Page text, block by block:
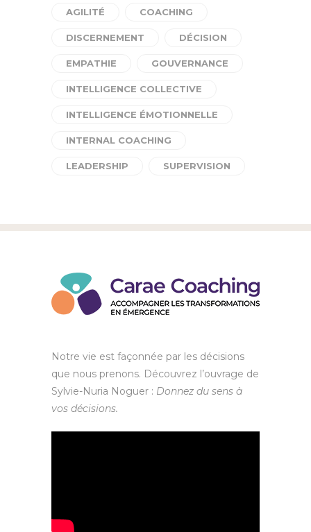
AGILITÉ COACHING
DISCERNEMENT DÉCISION
EMPATHIE GOUVERNANCE
INTELLIGENCE COLLECTIVE
INTELLIGENCE ÉMOTIONNELLE
INTERNAL COACHING
LEADERSHIP SUPERVISION
Notre vie est façonnée par les décisions
que nous prenons. Découvrez l’ouvrage de
Sylvie-Nuria Noguer : Donnez du sens à
vos décisions.